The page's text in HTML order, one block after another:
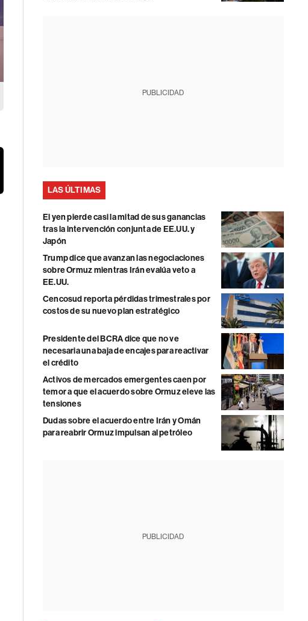
PUBLICIDAD
LAS ÚLTIMAS
El yen pierde casi la mitad de sus ganancias
tras la intervención conjunta de EE.UU. y
Japón
Trump dice que avanzan las negociaciones
sobre Ormuz mientras Irán evalúa veto a
EE.UU.
Cencosud reporta pérdidas trimestrales por
costos de su nuevo plan estratégico
Presidente del BCRA dice que no ve
necesaria una baja de encajes para reactivar
el crédito
Activos de mercados emergentes caen por
temor a que el acuerdo sobre Ormuz eleve las
tensiones
Dudas sobre el acuerdo entre Irán y Omán
para reabrir Ormuz impulsan al petróleo
PUBLICIDAD